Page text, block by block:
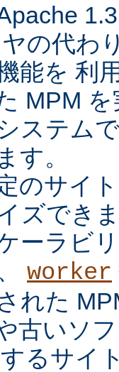
の代わ
能を 利
MPM
ステム
す。
のサイ
ズでき
ーラビ
worker
れた
古いソ
るサイ